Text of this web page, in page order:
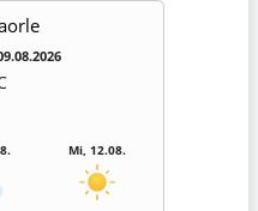
Mi, 12.08.